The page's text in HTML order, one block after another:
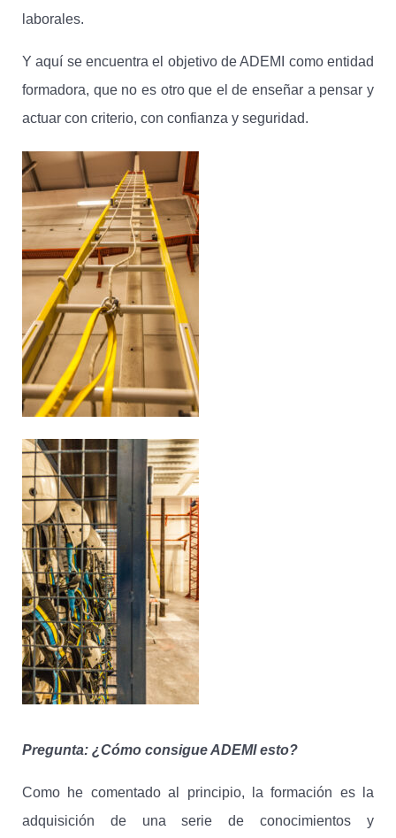
laborales.
Y aquí se encuentra el objetivo de ADEMI como entidad
formadora, que no es otro que el de enseñar a pensar y
actuar con criterio, con confianza y seguridad.
Pregunta: ¿Cómo consigue ADEMI esto?
Como he comentado al principio, la formación es la
adquisición de una serie de conocimientos y